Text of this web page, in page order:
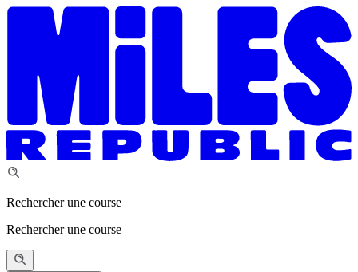
Rechercher une course
Rechercher une course